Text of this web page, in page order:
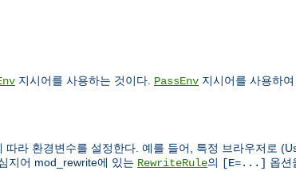
지시어를 사용하는 것이다. PassEnv 지시어를 사용하
라 환경변수를 설정한다. 예를 들어, 특정 브라우저로
지어 mod_rewrite에 있는 RewriteRule의 [E=...] 옵션